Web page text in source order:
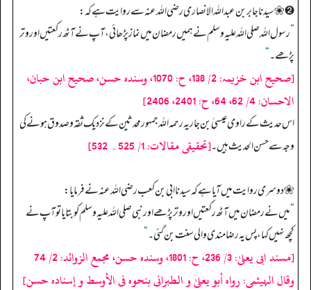
➋ ❀ سیدنا جابر بن عبد اللہ الانصاری رضی اللہ عنہ سے روایت ہے کہ:
”رسول اللہ صلی اللہ علیہ وسلم نے ہمیں رمضان میں نماز پڑھائی، آپ نے آٹھ رکعتیں اور وتر
پڑھے۔“
[صحیح ابن خزیمہ: 2/ 138، ح: 1070، وسندہ حسن، صحیح ابن حبان،
الاحسان: 4/ 62، 64، ح: 2401، 2406]
اس حدیث کے راوی عیسیٰ بن جاریہ رحمہ اللہ جمہور محدثین کے نزدیک ثقہ و صدوق ہونے کی
وجہ سے حسن الحدیث ہیں۔[تحقیقی مقالات: 1/ 525۔ 532]
❀ دوسری روایت میں آیا ہے کہ سیدنا ابی بن کعب رضی اللہ عنہ نے فرمایا:
”میں نے رمضان میں آٹھ رکعتیں اور وتر پڑھے اور نبی صلی اللہ علیہ وسلم کو بتایا تو آپ نے
کچھ نہیں کہا، پس یہ رضا مندی والی سنت بن گئی۔“
[مسند ابی یعلیٰ: 3/ 236، ح: 1801، وسندہ حسن، مجمع الزوائد: 2/ 74
وقال الہیثمی: رواہ أبو یعلیٰ و الطبرانی بنحوہ فی الأوسط و إسنادہ حسن]